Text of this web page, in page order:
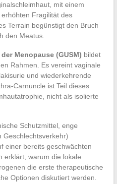
mit einem
Fragilität des
Terrain begünstigt den Bruch
den Meatus.
Menopause (GUSM) bildet
Rahmen. Es vereint vaginale
und wiederkehrende
Carnuncle ist Teil dieses
nicht als isolierte
Schutzmittel, enge
Geschlechtsverkehr)
einer bereits geschwächten
erklärt, warum die lokale
die erste therapeutische
Optionen diskutiert werden.